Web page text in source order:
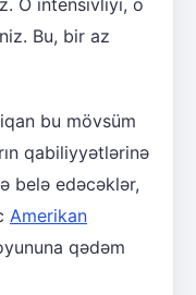
Bu, bir az
bu mövsüm
qabiliyyətlərinə
belə edəcəklər,
Amerikan
qədəm